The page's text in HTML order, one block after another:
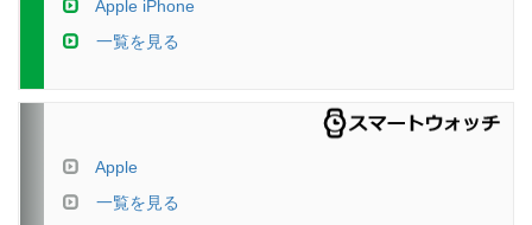
Apple iPhone
一覧を見る
Apple
一覧を見る